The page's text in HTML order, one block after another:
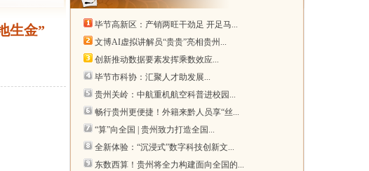
生金”
毕节高新区：产销两旺干劲足 开足马...
文博AI虚拟讲解员“贵贵”亮相贵州...
创新推动数据要素发挥乘数效应...
毕节市科协：汇聚人才助发展...
贵州关岭：中航重机航空科普进校园...
畅行贵州更便捷！外籍来黔人员享“丝...
“算”向全国 | 贵州致力打造全国...
全新体验：“沉浸式”数字科技创新文...
东数西算！贵州将全力构建面向全国的...